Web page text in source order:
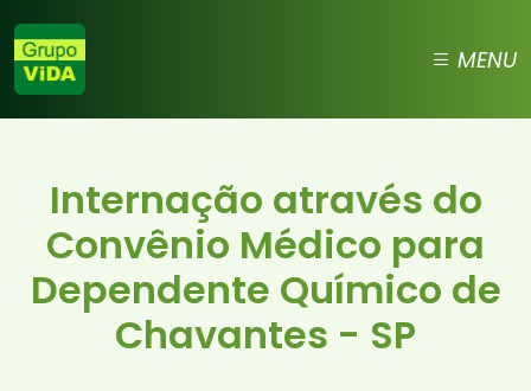
MENU
Internação através do
Convênio Médico para
Dependente Químico de
Chavantes - SP